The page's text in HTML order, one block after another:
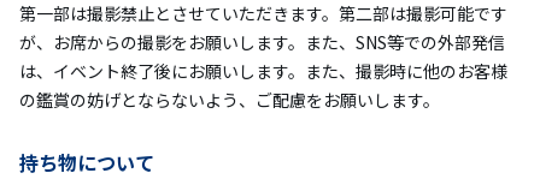
第一部は撮影禁止とさせていただきます。第二部は撮影可能です
が、お席からの撮影をお願いします。また、SNS等での外部発信
は、イベント終了後にお願いします。また、撮影時に他のお客様
の鑑賞の妨げとならないよう、ご配慮をお願いします。
持ち物について